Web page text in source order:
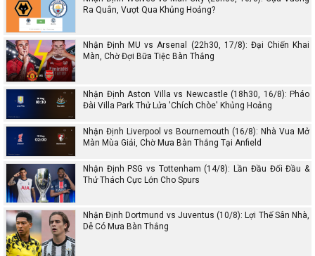
Ra Quân, Vượt Qua Khủng Hoảng?
Nhận Định MU vs Arsenal (22h30, 17/8): Đại Chiến Khai
Màn, Chờ Đợi Bữa Tiệc Bàn Thắng
Nhận Định Aston Villa vs Newcastle (18h30, 16/8): Pháo
Đài Villa Park Thử Lửa 'Chích Chòe' Khủng Hoảng
Nhận Định Liverpool vs Bournemouth (16/8): Nhà Vua Mở
Màn Mùa Giải, Chờ Mưa Bàn Thắng Tại Anfield
Nhận Định PSG vs Tottenham (14/8): Lần Đầu Đối Đầu &
Thử Thách Cực Lớn Cho Spurs
Nhận Định Dortmund vs Juventus (10/8): Lợi Thế Sân Nhà,
Dễ Có Mưa Bàn Thắng